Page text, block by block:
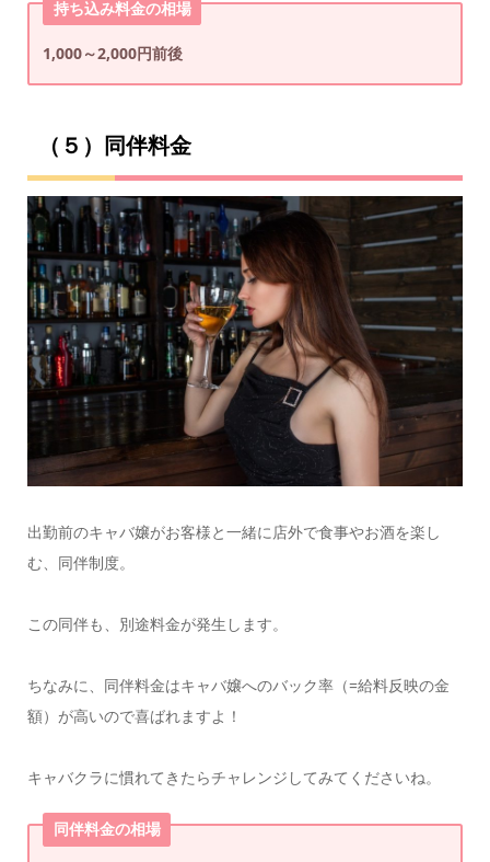
持ち込み料金の相場
1,000～2,000円前後
（５）同伴料金
出勤前のキャバ嬢がお客様と一緒に店外で食事やお酒を楽し
む、同伴制度。
この同伴も、別途料金が発生します。
ちなみに、同伴料金はキャバ嬢へのバック率（=給料反映の金
額）が高いので喜ばれますよ！
キャバクラに慣れてきたらチャレンジしてみてくださいね。
同伴料金の相場